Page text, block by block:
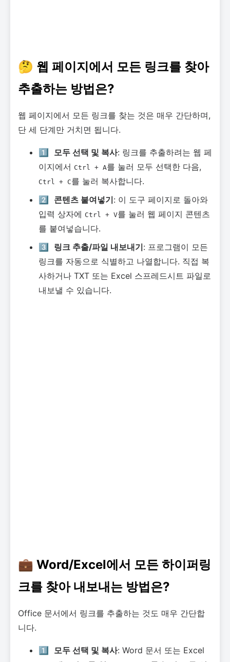
🤔 웹 페이지에서 모든 링크를 찾아
추출하는 방법은?
웹 페이지에서 모든 링크를 찾는 것은 매우 간단하며,
단 세 단계만 거치면 됩니다.
1️⃣ 모두 선택 및 복사: 링크를 추출하려는 웹 페
이지에서 Ctrl + A를 눌러 모두 선택한 다음,
Ctrl + C를 눌러 복사합니다.
2️⃣
콘텐츠 붙여넣기: 이 도구 페이지로 돌아와
입력 상자에 Ctrl + V를 눌러 웹 페이지 콘텐츠
를 붙여넣습니다.
3️⃣
링크 추출/파일 내보내기: 프로그램이 모든
링크를 자동으로 식별하고 나열합니다. 직접 복
사하거나 TXT 또는 Excel 스프레드시트 파일로
내보낼 수 있습니다.
💼 Word/Excel에서 모든 하이퍼링
크를 찾아 내보내는 방법은?
Office 문서에서 링크를 추출하는 것도 매우 간단합
니다.
1️⃣ 모두 선택 및 복사: Word 문서 또는 Excel